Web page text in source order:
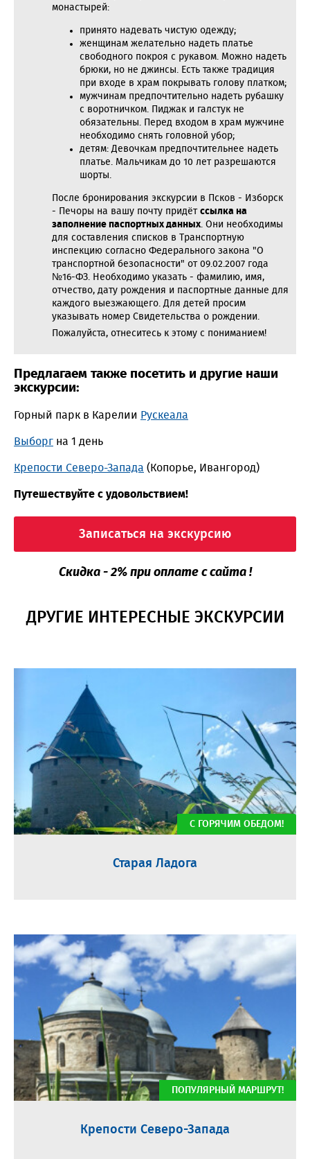
монастырей:
принято надевать чистую одежду;
женщинам желательно надеть платье
свободного покроя с рукавом. Можно надеть
брюки, но не джинсы. Есть также традиция
при входе в храм покрывать голову платком;
мужчинам предпочтительно надеть рубашку
с воротничком. Пиджак и галстук не
обязательны. Перед входом в храм мужчине
необходимо снять головной убор;
детям: Девочкам предпочтительнее надеть
платье. Мальчикам до 10 лет разрешаются
шорты.
После бронирования экскурсии в Псков - Изборск
- Печоры на вашу почту придёт ссылка на
заполнение паспортных данных. Они необходимы
для составления списков в Транспортную
инспекцию согласно Федерального закона "О
транспортной безопасности" от 09.02.2007 года
№16-ФЗ. Необходимо указать - фамилию, имя,
отчество, дату рождения и паспортные данные для
каждого выезжающего. Для детей просим
указывать номер Свидетельства о рождении.
Пожалуйста, отнеситесь к этому с пониманием!
Предлагаем также посетить и другие наши
экскурсии:
Горный парк в Карелии Рускеала
Выборг на 1 день
Крепости Северо-Запада (Копорье, Ивангород)
Путешествуйте с удовольствием!
Записаться на экскурсию
Скидка - 2% при оплате с сайта !
ДРУГИЕ ИНТЕРЕСНЫЕ ЭКСКУРСИИ
Старая Ладога
С ГОРЯЧИМ ОБЕДОМ!
Крепости Северо-Запада
ПОПУЛЯРНЫЙ МАРШРУТ!